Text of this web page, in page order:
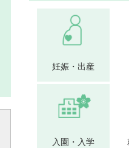
妊娠・出産
入園・入学